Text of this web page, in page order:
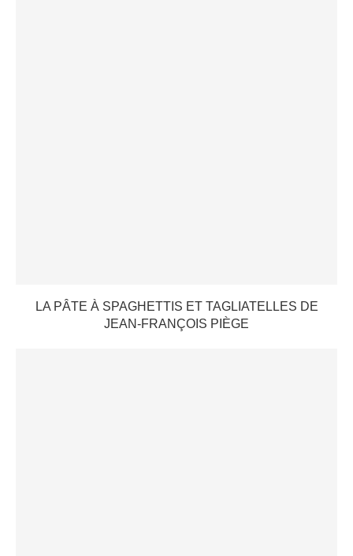
LA PÂTE À SPAGHETTIS ET TAGLIATELLES DE
JEAN-FRANÇOIS PIÈGE